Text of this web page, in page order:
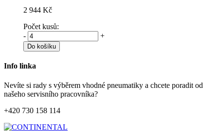
2 944 Kč
Počet kusů:
-
+
Do košíku
Info linka
Nevíte si rady s výběrem vhodné pneumatiky a chcete poradit od
našeho servisního pracovníka?
+420 730 158 114